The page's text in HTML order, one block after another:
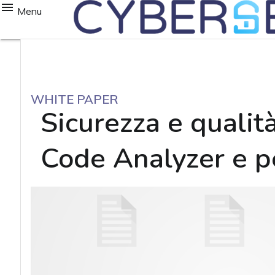
Menu
WHITE PAPER
Sicurezza e
Code Analyzer e